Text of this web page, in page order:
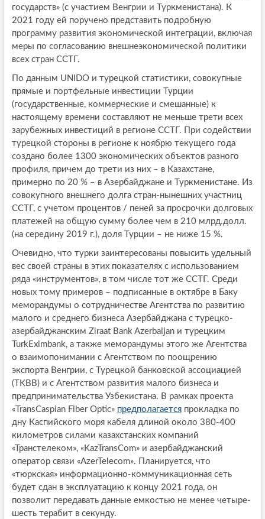
государств» (с участием Венгрии и Туркменистана). К
2021 году ей поручено представить подробную
программу развития экономической интеграции, включая
меры по согласованию внешнеэкономической политики
всех стран ССТГ.
По данным UNIDO и турецкой статистики, совокупные
прямые и портфельные инвестиции Турции
(государственные, коммерческие и смешанные) к
настоящему времени составляют не меньше трети всех
зарубежных инвестиций в регионе ССТГ. При содействии
турецкой стороны в регионе к ноябрю текущего года
создано более 1300 экономических объектов разного
профиля, причем до трети из них – в Казахстане,
примерно по 20 % – в Азербайджане и Туркменистане. Из
совокупного внешнего долга стран-нынешних участниц
ССТГ, с учетом процентов / пеней за просрочки долговых
платежей на общую сумму более чем в 210 млрд.долл.
(на середину 2019 г.), доля Турции – не ниже 15 %.
Очевидно, что турки заинтересованы повысить удельный
вес своей страны в этих показателях с использованием
ряда «инструментов», в том числе тот же ССТГ. Среди
новых тому примеров – подписанные в октябре в Баку
меморандумы о сотрудничестве Агентства по развитию
малого и среднего бизнеса Азербайджана с турецко-
азербайджанским Ziraat Bank Azerbaijan и турецким
TurkEximbank, а также меморандумы этого же Агентства
о взаимопонимании с Агентством по поощрению
экспорта Венгрии, с Турецкой банковской ассоциацией
(TKBB) и с Агентством развития малого бизнеса и
предпринимательства Узбекистана. В рамках проекта
«TransCaspian Fiber Optic» предполагаетсяпрокладка по
дну Каспийского моря кабеля длиной около 380-400
километров силами казахстанских компаний
«Транстелеком», «KazTransCom» и азербайджанский
оператор связи «AzerTelecom». Планируется, что
«тюркская» информационно-коммуникационная сеть
будет сдан в эксплуатацию к концу 2021 года, он
позволит передавать данные емкостью не менее четыре-
шесть терабит в секунду.